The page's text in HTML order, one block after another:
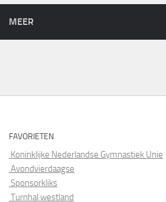
MEER
FAVORIETEN
Koninklijke Nederlandse Gymnastiek Unie
Avondvierdaagse
Sponsorkliks
Turnhal westland